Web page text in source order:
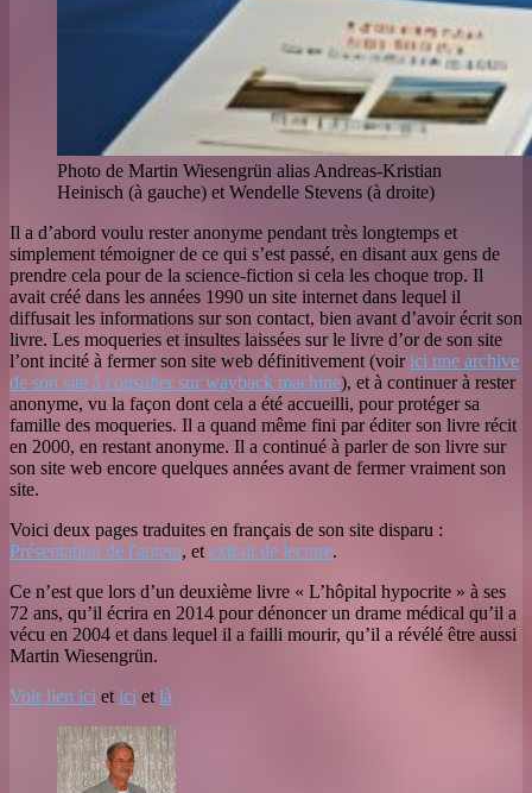
Photo de Martin Wiesengrün alias Andreas-Kristian
Heinisch (à gauche) et Wendelle Stevens (à droite)
Il a d’abord voulu rester anonyme pendant très longtemps et
simplement témoigner de ce qui s’est passé, en disant aux gens de
prendre cela pour de la science-fiction si cela les choque trop. Il
avait créé dans les années 1990 un site internet dans lequel il
diffusait les informations sur son contact, bien avant d’avoir écrit son
livre. Les moqueries et insultes laissées sur le livre d’or de son site
l’ont incité à fermer son site web définitivement (voir ici une archive
de son site à consulter sur wayback machine), et à continuer à rester
anonyme, vu la façon dont cela a été accueilli, pour protéger sa
famille des moqueries. Il a quand même fini par éditer son livre récit
en 2000, en restant anonyme. Il a continué à parler de son livre sur
son site web encore quelques années avant de fermer vraiment son
site.
Voici deux pages traduites en français de son site disparu :
Présentation de l'auteur, et extrait de lecture.
Ce n’est que lors d’un deuxième livre « L’hôpital hypocrite » à ses
72 ans, qu’il écrira en 2014 pour dénoncer un drame médical qu’il a
vécu en 2004 et dans lequel il a failli mourir, qu’il a révélé être aussi
Martin Wiesengrün.
Voir lien ici et ici et là